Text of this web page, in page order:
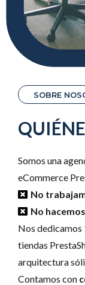
SOBRE
Somos una
eCommerce
No
No
Nos dedicamos
tiendas
arquitectura
Contamos con